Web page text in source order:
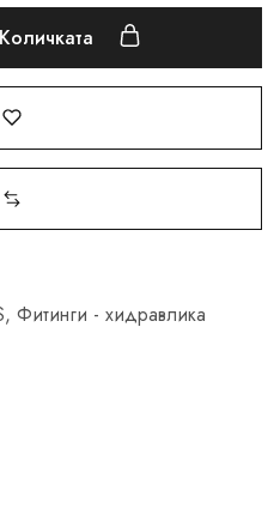
, Фитинги - хидравлика